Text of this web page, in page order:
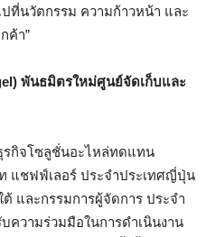
ที่นวัตกรรม ความก้าวหน้า และ
ค้า”
พันธมิตรใหม่ศูนย์จัดเก็บและ
รกิจโซลูชั่นอะไหล่ทดแทน
ท แชฟฟ์เลอร์ ประจำประเทศญี่ปุ่น
และกรรมการผู้จัดการ ประจำ
ความร่วมมือในการดำเนินงาน